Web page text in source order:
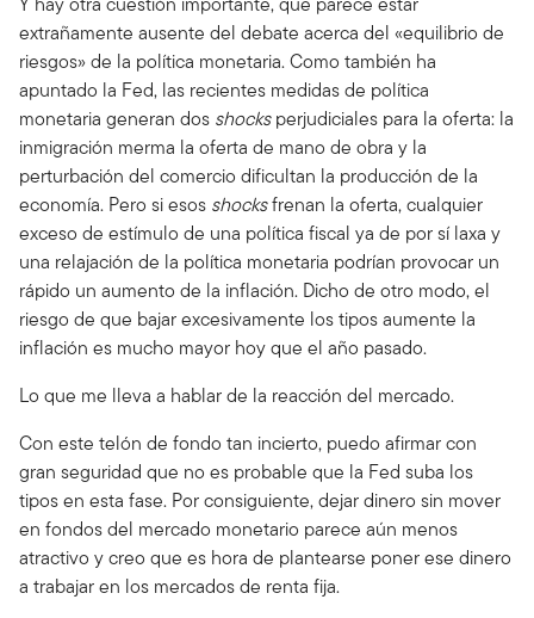
extrañamente ausente del debate acerca del «equilibrio de
riesgos» de la política monetaria. Como también ha
apuntado la Fed, las recientes medidas de política
monetaria generan dos shocksperjudiciales para la oferta: la
inmigración merma la oferta de mano de obra y la
perturbación del comercio dificultan la producción de la
economía. Pero si esos shocksfrenan la oferta, cualquier
exceso de estímulo de una política fiscal ya de por sí laxa y
una relajación de la política monetaria podrían provocar un
rápido un aumento de la inflación. Dicho de otro modo, el
riesgo de que bajar excesivamente los tipos aumente la
inflación es mucho mayor hoy que el año pasado.
Lo que me lleva a hablar de la reacción del mercado.
Con este telón de fondo tan incierto, puedo afirmar con
gran seguridad que no es probable que la Fed suba los
tipos en esta fase. Por consiguiente, dejar dinero sin mover
en fondos del mercado monetario parece aún menos
atractivo y creo que es hora de plantearse poner ese dinero
a trabajar en los mercados de renta fija.